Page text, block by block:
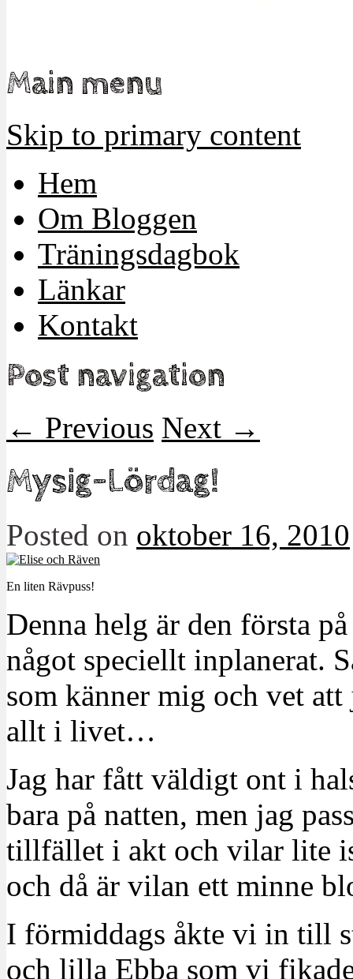
Main menu
Skip to primary content
Hem
Om Bloggen
Träningsdagbok
Länkar
Kontakt
Post navigation
← Previous Next →
Mysig-Lördag!
Posted on oktober 16, 2010
En liten Rävpuss!
Denna helg är den första
något speciellt inplanerat.
som känner mig och vet
allt i livet…
Jag har fått väldigt ont i
bara på natten, men jag
tillfället i akt och vilar lite
och då är vilan ett minne
I förmiddags åkte vi in till
och lilla Ebba som vi